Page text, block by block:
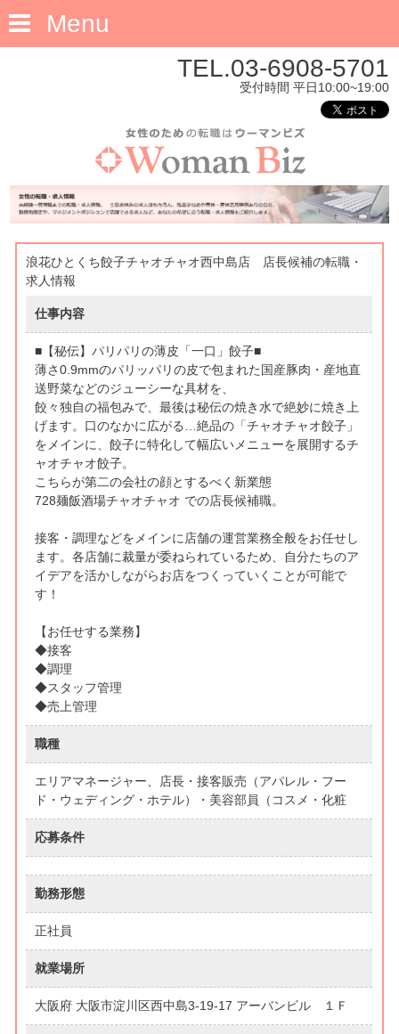
Menu
TEL.03-6908-5701
受付時間 平日10:00~19:00
浪花ひとくち餃子チャオチャオ西中島店 店長候補の転職・
求人情報
仕事内容
■【秘伝】パリパリの薄皮「一口」餃子■
薄さ0.9mmのパリッパリの皮で包まれた国産豚肉・産地直
送野菜などのジューシーな具材を、
餃々独自の福包みで、最後は秘伝の焼き水で絶妙に焼き上
げます。口のなかに広がる…絶品の「チャオチャオ餃子」
をメインに、餃子に特化して幅広いメニューを展開するチ
ャオチャオ餃子。
こちらが第二の会社の顔とするべく新業態
728麺飯酒場チャオチャオ での店長候補職。
接客・調理などをメインに店舗の運営業務全般をお任せし
ます。各店舗に裁量が委ねられているため、自分たちのア
イデアを活かしながらお店をつくっていくことが可能で
す！
【お任せする業務】
◆接客
◆調理
◆スタッフ管理
◆売上管理
職種
エリアマネージャー、店長・接客販売（アパレル・フー
ド・ウェディング・ホテル）・美容部員（コスメ・化粧
応募条件
勤務形態
正社員
就業場所
大阪府 大阪市淀川区西中島3-19-17 アーバンビル １Ｆ